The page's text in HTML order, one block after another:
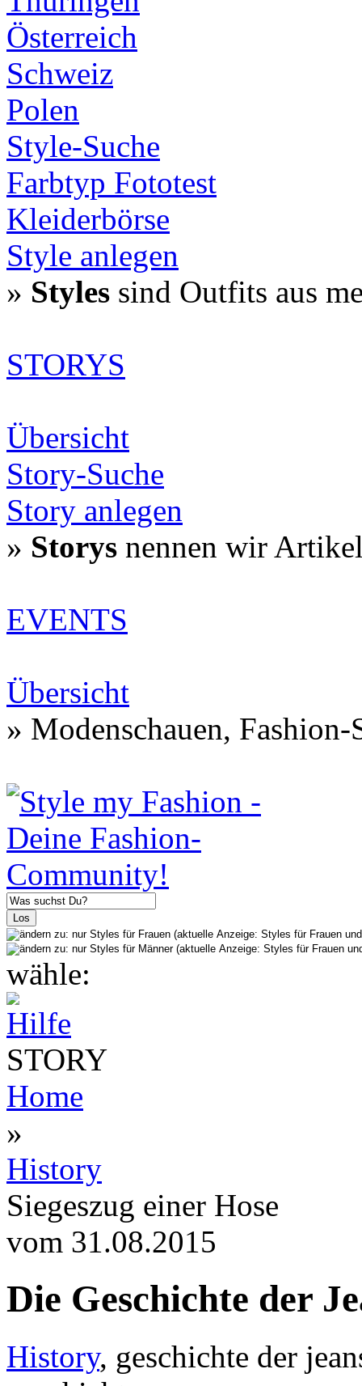
Österreich
Schweiz
Polen
Style-Suche
Farbtyp Fototest
Kleiderbörse
Style anlegen
» Styles sind Outfits aus
STORYS
Übersicht
Story-Suche
Story anlegen
» Storys nennen wir
EVENTS
Übersicht
» Modenschauen,
wähle:
STORY
Home
»
History
Siegeszug einer Hose
vom 31.08.2015
Die Geschichte der
History, geschichte der